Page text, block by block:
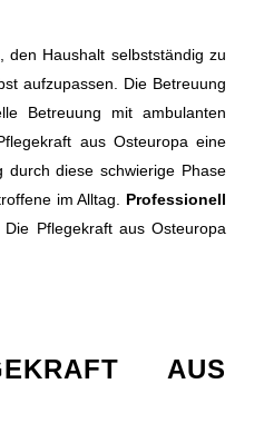
den Haushalt selbstständig zu
aufzupassen. Die Betreuung
Betreuung mit ambulanten
aus Osteuropa eine
durch diese schwierige Phase
im Alltag. Professionell
Die Pflegekraft aus Osteuropa
AUS